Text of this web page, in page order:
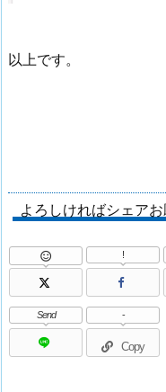
以上です。
よろしければシェア
 !
Send
Copy
-